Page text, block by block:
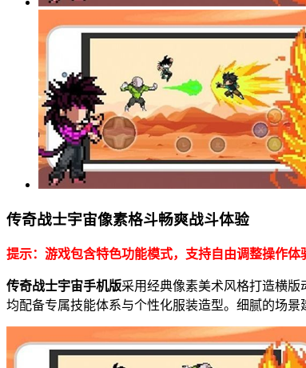
传奇战士宇宙像素格斗畅爽战斗体验
提示：游戏包含特色功能模式，支持自由调整操作体
传奇战士宇宙手机版采用经典像素美术风格打造横
均配备专属技能体系与个性化服装造型。细腻的场